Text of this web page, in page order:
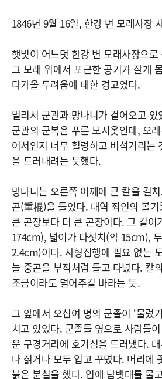
1846년 9월 16일, 한강 변 모래사장
햇빛이 어느덧 한강 변 모래사장으
그 모래 위에서 포근한 공기가 잘게
다가올 두려움에 대한 경고였다.
멀리서 군관과 망나니가 걸어오고
군관의 군복은 푸른 모시옷인데, 오
어서인지 너무 헐렁하고 버석거리는
을 드러내려는 듯했다.
망나니는 오른쪽 어깨에 큰 칼을 걸
곤(重棍)을 들었다. 대역 죄인의 볼
큰 곤장보다 더 큰 곤장이다. 그 길이
174cm), 넓이가 다섯치(약 15cm),
2.4cm)이다. 사형집행에 필요 없는
늘 중곤을 부적처럼 들고 다녔다. 칼
조금이라도 덜어주길 바라는 듯.
그 앞에서 오십여 명의 군졸이 ‘물렀
치고 있었다. 군졸들 옆으로 사람들
운 구경거리에 호기심을 드러냈다.
나 젊거나 모두 입고 꾸몄다. 머리에
붉은 분칠을 했다. 입에 담뱃대를 물